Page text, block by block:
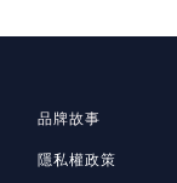
品牌故事
隱私權政策